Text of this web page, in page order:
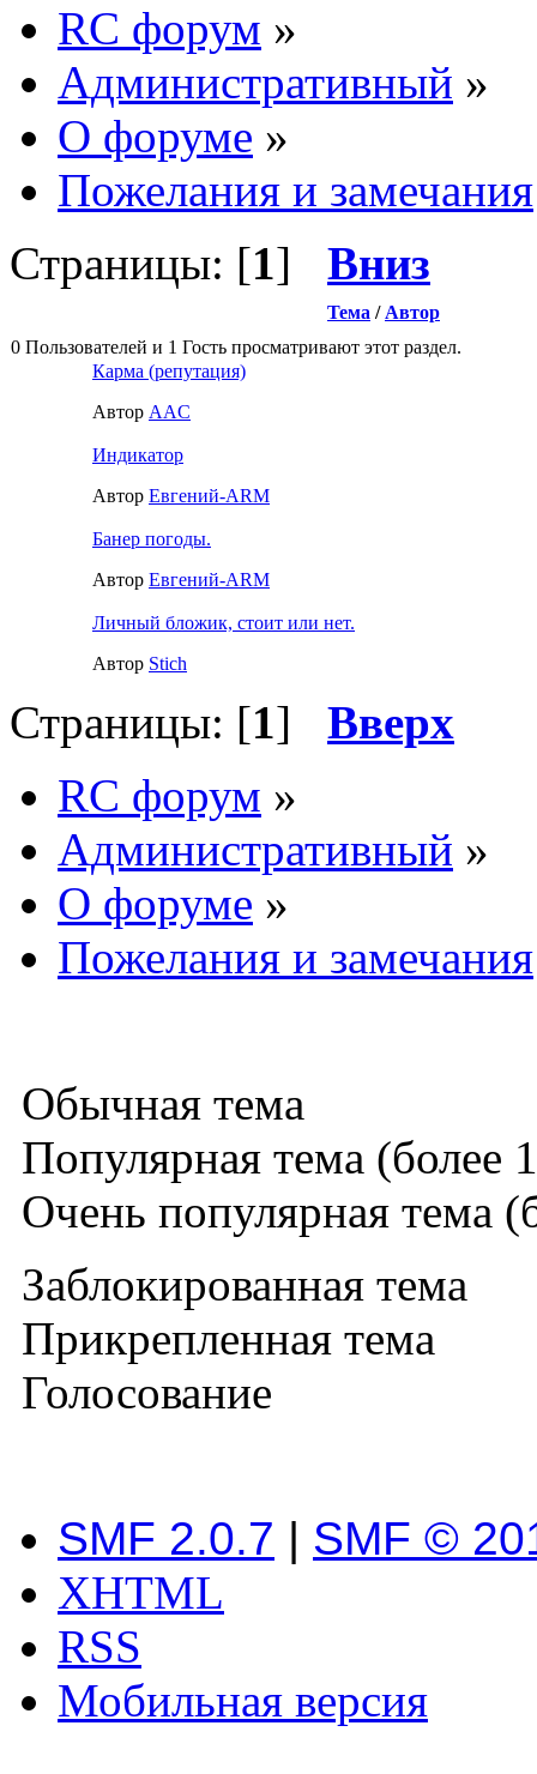
RC форум »
Административный »
О форуме »
Пожелания и замечания
Страницы: [1] Вниз
Тема / Автор
0 Пользователей и 1 Гость просматривают этот раздел.
Карма (репутация)
Автор AAC
Индикатор
Автор Евгений-ARM
Банер погоды.
Автор Евгений-ARM
Личный бложик, стоит или нет.
Автор Stich
Страницы: [1] Вверх
RC форум »
Административный »
О форуме »
Пожелания и замечания
Обычная тема
Популярная тема (более
Очень популярная тема
Заблокированная тема
Прикрепленная тема
Голосование
SMF 2.0.7 | SMF ©
XHTML
RSS
Мобильная версия